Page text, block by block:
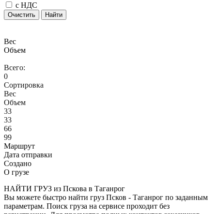
с НДС
Очистить Найти
Вес
Объем
Всего:
0
Сортировка
Вес
Объем
33
33
66
99
Маршрут
Дата отправки
Создано
О грузе
НАЙТИ ГРУЗ из Пскова в Таганрог
Вы можете быстро найти груз Псков - Таганрог по заданным
параметрам. Поиск груза на сервисе проходит без